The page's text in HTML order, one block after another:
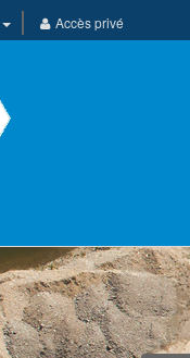
Accès privé